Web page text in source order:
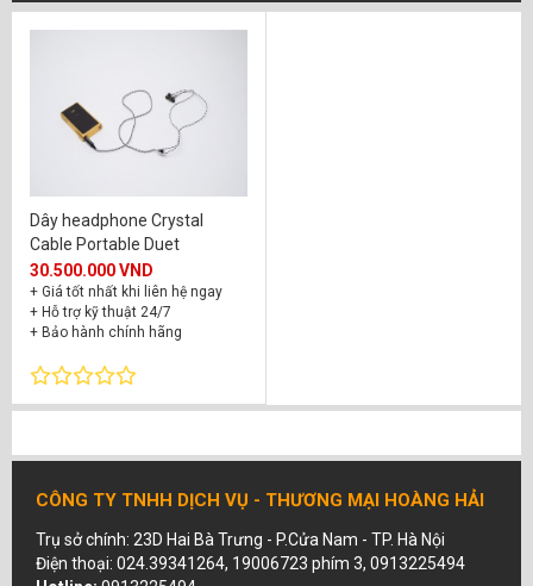
Dây headphone Crystal
Cable Portable Duet
30.500.000 VND
+ Giá tốt nhất khi liên hệ ngay
+ Hỗ trợ kỹ thuật 24/7
+ Bảo hành chính hãng
CÔNG TY TNHH DỊCH VỤ - THƯƠNG MẠI HOÀNG HẢI
Trụ sở chính: 23D Hai Bà Trưng - P.Cửa Nam - TP. Hà Nội
Điện thoại: 024.39341264, 19006723 phím 3, 0913225494